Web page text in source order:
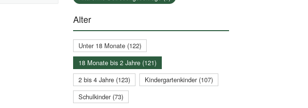
Alter
Unter 18 Monate (122)
18 Monate bis 2 Jahre (121)
2 bis 4 Jahre (123)
Kindergartenkinder (107)
Schulkinder (73)